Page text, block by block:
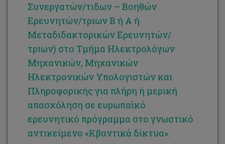
Συνεργατών/τιδων – Βοηθών
Ερευνητών/τριων Β ή Α ή
Μεταδιδακτορικών Ερευνητών/
τριων) στο Τμήμα Ηλεκτρολόγων
Μηχανικών, Μηχανικών
Ηλεκτρονικών Υπολογιστών και
Πληροφορικής για πλήρη ή μερική
απασχόληση σε ευρωπαϊκό
ερευνητικό πρόγραμμα στο γνωστικό
αντικείμενο «Κβαντικά δίκτυα».